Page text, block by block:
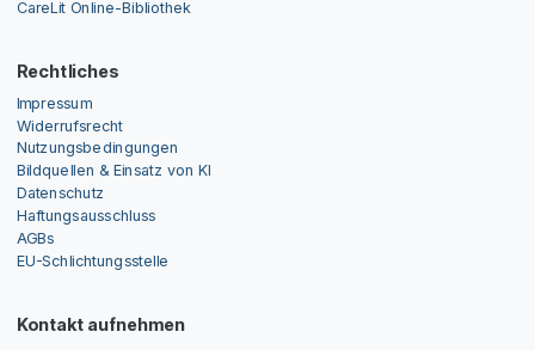
CareLit Online-Bibliothek
Rechtliches
Impressum
Widerrufsrecht
Nutzungsbedingungen
Bildquellen & Einsatz von KI
Datenschutz
Haftungsausschluss
AGBs
EU-Schlichtungsstelle
Kontakt aufnehmen